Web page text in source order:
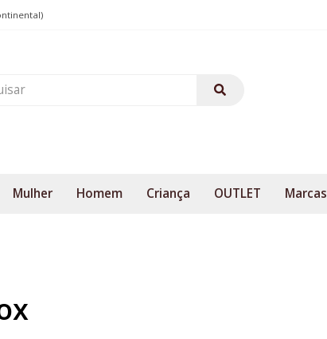
Mulher Homem Criança OUTLET Marcas